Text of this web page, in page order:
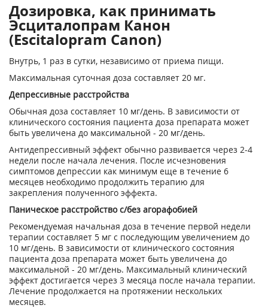
Дозировка, как принимать
Эсциталопрам Канон
(Escitalopram Canon)
Внутрь, 1 раз в сутки, независимо от приема пищи.
Максимальная суточная доза составляет 20 мг.
Депрессивные расстройства
Обычная доза составляет 10 мг/день. В зависимости от
клинического состояния пациента доза препарата может
быть увеличена до максимальной - 20 мг/день.
Антидепрессивный эффект обычно развивается через 2-4
недели после начала лечения. После исчезновения
симптомов депрессии как минимум еще в течение 6
месяцев необходимо продолжить терапию для
закрепления полученного эффекта.
Паническое расстройство с/без агорафобией
Рекомендуемая начальная доза в течение первой недели
терапии составляет 5 мг с последующим увеличением до
10 мг/день. В зависимости от клинического состояния
пациента доза препарата может быть увеличена до
максимальной - 20 мг/день. Максимальный клинический
эффект достигается через 3 месяца после начала терапии.
Лечение продолжается на протяжении нескольких
месяцев.